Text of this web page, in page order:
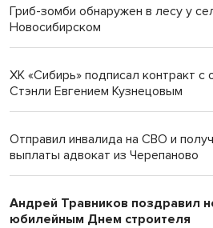
Гриб-зомби обнаружен в лесу у
Новосибирском
ХК «Сибирь» подписал контракт с
Стэнли Евгением Кузнецовым
Отправил инвалида на СВО и
выплаты адвокат из Черепаново
Андрей Травников поздравил
юбилейным Днем строителя